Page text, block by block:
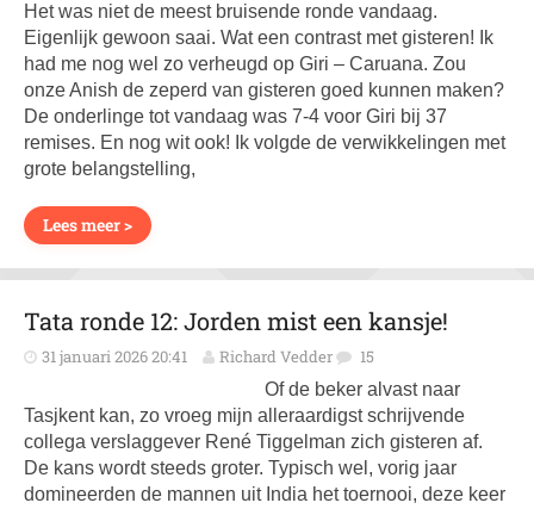
Het was niet de meest bruisende ronde vandaag.
Eigenlijk gewoon saai. Wat een contrast met gisteren! Ik
had me nog wel zo verheugd op Giri – Caruana. Zou
onze Anish de zeperd van gisteren goed kunnen maken?
De onderlinge tot vandaag was 7-4 voor Giri bij 37
remises. En nog wit ook! Ik volgde de verwikkelingen met
grote belangstelling,
Lees meer >
Tata ronde 12: Jorden mist een kansje!
31 januari 2026 20:41 Richard Vedder 15
Of de beker alvast naar
Tasjkent kan, zo vroeg mijn alleraardigst schrijvende
collega verslaggever René Tiggelman zich gisteren af.
De kans wordt steeds groter. Typisch wel, vorig jaar
domineerden de mannen uit India het toernooi, deze keer